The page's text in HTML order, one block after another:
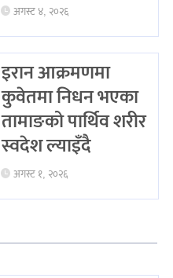
अगस्ट ४, २०२६
इरान आक्रमणमा
कुवेतमा निधन भएका
तामाङको पार्थिव शरीर
स्वदेश ल्याइँदै
अगस्ट १, २०२६